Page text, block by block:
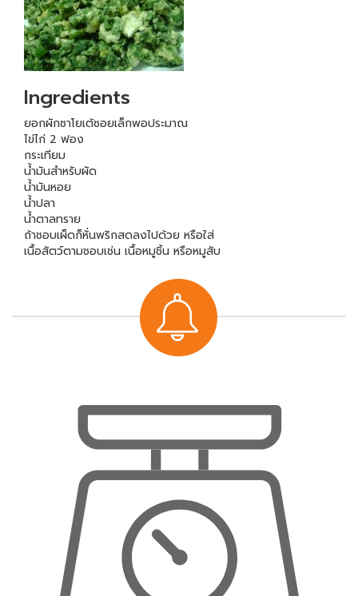
Ingredients
ยอกผักซาโยเต้ซอยเล็กพอประมาณ
ไข่ไก่ 2 ฟอง
กระเทียม
น้ำมันสำหรับผัด
น้ำมันหอย
น้ำปลา
น้ำตาลทราย
ถ้าชอบเผ็ดก็หั่นพริกสดลงไปด้วย หรือใส่
เนื้อสัตว์ตามชอบเช่น เนื้อหมูชิ้น หรือหมูสับ